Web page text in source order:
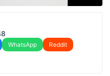
WhatsApp
Reddit